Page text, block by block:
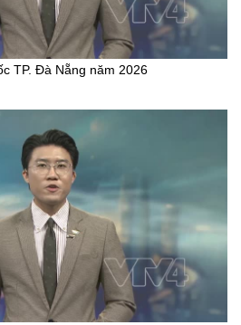
TP. Đà Nẵng năm 2026